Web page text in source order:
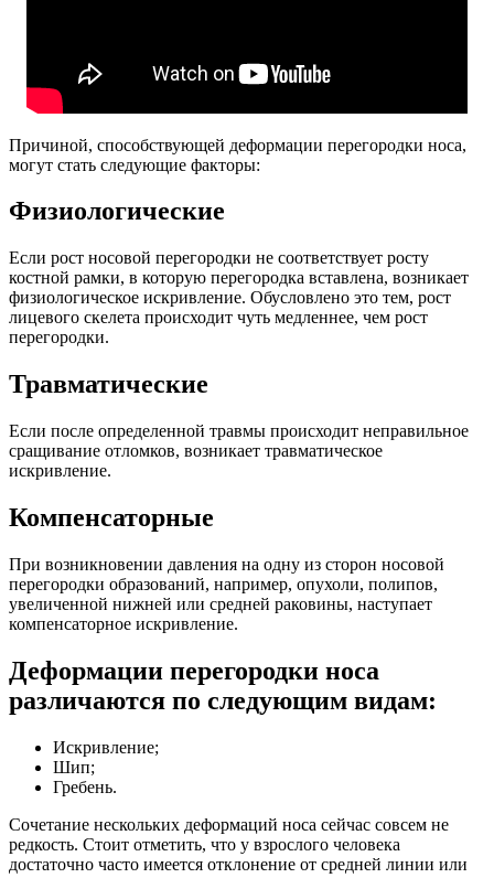
Причиной, способствующей деформации перегородки носа,
могут стать следующие факторы:
Физиологические
Если рост носовой перегородки не соответствует росту
костной рамки, в которую перегородка вставлена, возникает
физиологическое искривление. Обусловлено это тем, рост
лицевого скелета происходит чуть медленнее, чем рост
перегородки.
Травматические
Если после определенной травмы происходит неправильное
сращивание отломков, возникает травматическое
искривление.
Компенсаторные
При возникновении давления на одну из сторон носовой
перегородки образований, например, опухоли, полипов,
увеличенной нижней или средней раковины, наступает
компенсаторное искривление.
Деформации перегородки носа
различаются по следующим видам:
Искривление;
Шип;
Гребень.
Сочетание нескольких деформаций носа сейчас совсем не
редкость. Стоит отметить, что у взрослого человека
достаточно часто имеется отклонение от средней линии или